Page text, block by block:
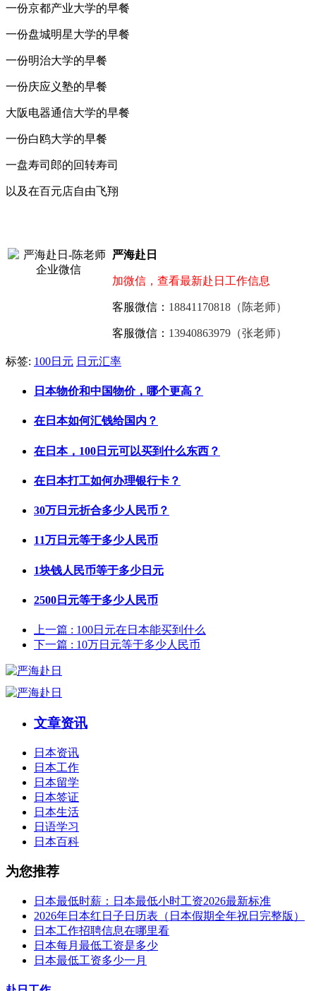
一份京都产业大学的早餐
一份盘城明星大学的早餐
一份明治大学的早餐
一份庆应义塾的早餐
大阪电器通信大学的早餐
一份白鸥大学的早餐
一盘寿司郎的回转寿司
以及在百元店自由飞翔
严海赴日
加微信，查看最新赴日工作信息
客服微信： 18841170818（陈老师）
客服微信： 13940863979（张老师）
标签: 100日元 日元汇率
日本物价和中国物价，哪个更高？
在日本如何汇钱给国内？
在日本，100日元可以买到什么东西？
在日本打工如何办理银行卡？
30万日元折合多少人民币？
11万日元等于多少人民币
1块钱人民币等于多少日元
2500日元等于多少人民币
上一篇 : 100日元在日本能买到什么
下一篇 : 10万日元等于多少人民币
文章资讯
日本资讯
日本工作
日本留学
日本签证
日本生活
日语学习
日本百科
为您推荐
日本最低时薪：日本最低小时工资2026最新标准
2026年日本红日子日历表（日本假期全年祝日完整版）
日本工作招聘信息在哪里看
日本每月最低工资是多少
日本最低工资多少一月